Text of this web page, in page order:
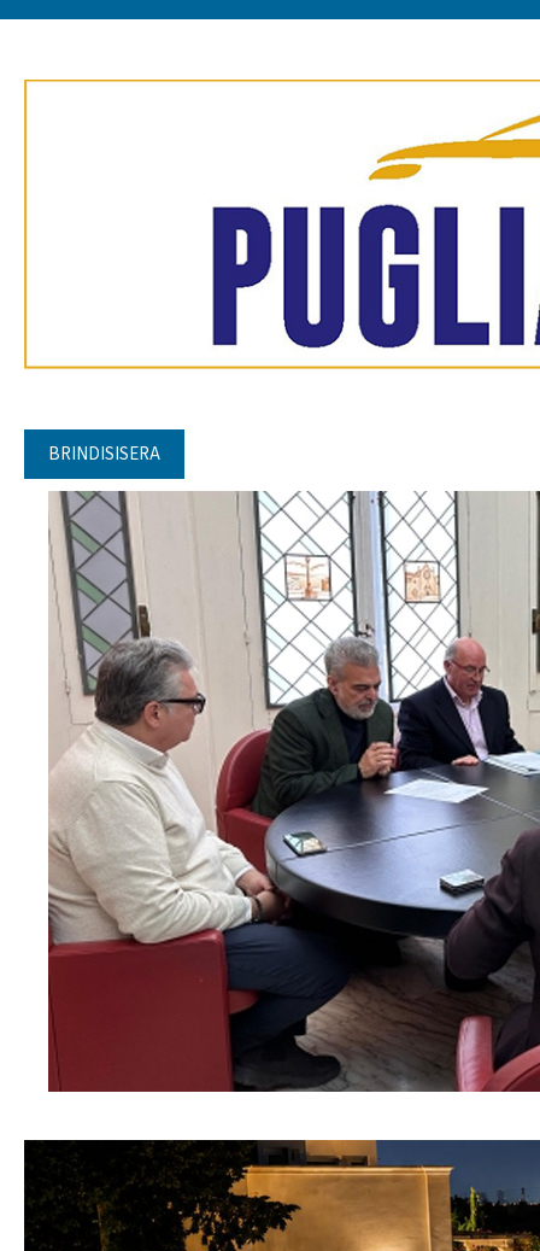
BRINDISISERA